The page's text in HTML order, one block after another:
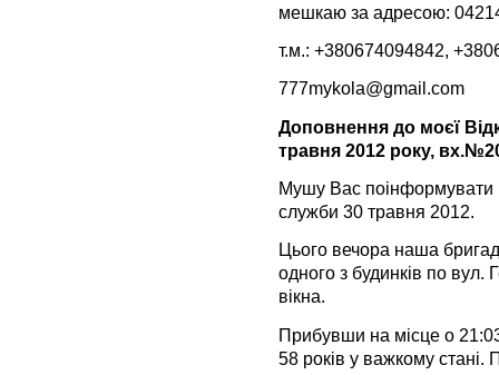
мешкаю за адресою:
т.м.: +380674094842,
777mykola@gmail.com
Доповнення до моєї
травня 2012 року,
Мушу Вас поінформувати
служби 30 травня 2012.
Цього вечора наша
одного з будинків по вул.
вікна.
Прибувши на місце о
58 років у важкому стані.